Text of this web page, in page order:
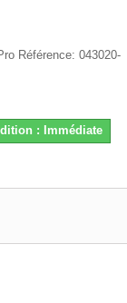
Référence: 043020-
: Immédiate